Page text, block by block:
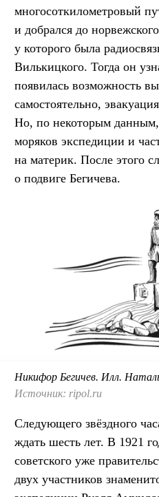
многосоткилометровый
и добрался до
у которого была
Вилькицкого. Тогда он
появилась возможность
самостоятельно,
Но, по некоторым
моряков экспедиции и
на материк. После этого
о подвиге Бегичева.
Никифор Бегичев. Илл.
Источник: ripol.ru
Следующего звёздного
ждать шесть лет. В 1921
советского уже
двух участников